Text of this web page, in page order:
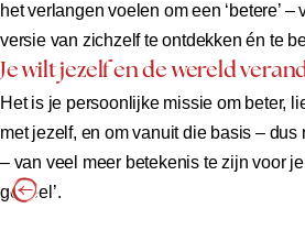
het verlangen voelen om een ‘betere’
versie van zichzelf te ontdekken én te
Je wilt jezelf en de wereld
Het is je persoonlijke missie om beter,
met jezelf, en om vanuit die basis – dus
– van veel meer betekenis te zijn voor
geheel’.